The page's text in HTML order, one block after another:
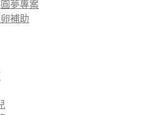
夢專案
補助